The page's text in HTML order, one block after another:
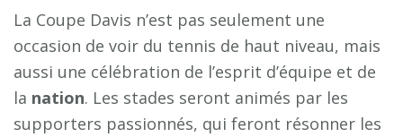
La Coupe Davis n’est pas seulement une
occasion de voir du tennis de haut niveau, mais
aussi une célébration de l’esprit d’équipe et de
la nation. Les stades seront animés par les
supporters passionnés, qui feront résonner les